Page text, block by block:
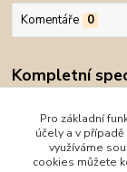
Komentáře 0
Kompletní
vašeho dítěte v
venku v zimních
Pro základní
účely a v
využíváme
cookies můžete